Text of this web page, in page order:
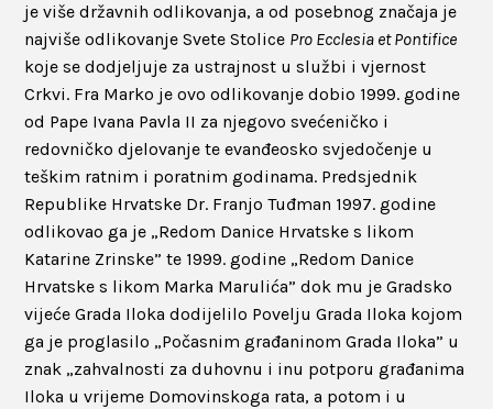
je više državnih odlikovanja, a od posebnog značaja je
najviše odlikovanje Svete Stolice Pro Ecclesia et Pontifice
koje se dodjeljuje za ustrajnost u službi i vjernost
Crkvi. Fra Marko je ovo odlikovanje dobio 1999. godine
od Pape Ivana Pavla II za njegovo svećeničko i
redovničko djelovanje te evanđeosko svjedočenje u
teškim ratnim i poratnim godinama. Predsjednik
Republike Hrvatske Dr. Franjo Tuđman 1997. godine
odlikovao ga je „Redom Danice Hrvatske s likom
Katarine Zrinske” te 1999. godine „Redom Danice
Hrvatske s likom Marka Marulića” dok mu je Gradsko
vijeće Grada Iloka dodijelilo Povelju Grada Iloka kojom
ga je proglasilo „Počasnim građaninom Grada Iloka” u
znak „zahvalnosti za duhovnu i inu potporu građanima
Iloka u vrijeme Domovinskoga rata, a potom i u